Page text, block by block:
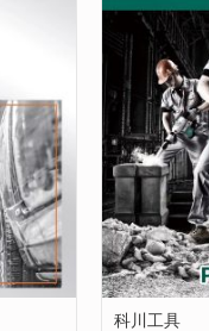
科川工具